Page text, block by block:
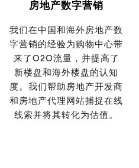
房地产数字营销
我们在中国和海外房地产数
字营销的经验为购物中心带
来了O2O流量，并提高了
新楼盘和海外楼盘的认知
度。我们帮助房地产开发商
和房地产代理网站捕捉在线
线索并将其转化为估值。